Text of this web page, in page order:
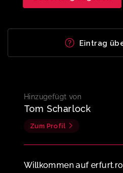
Eintrag
Hinzugefügt von
Tom Scharlock
Zum Profil
Willkommen auf